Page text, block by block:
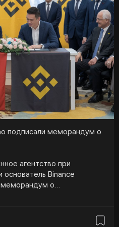
65068
#sp
#биткоин
#крипта
подписали меморандум о
агентство при
основатель Binance
меморандум о
совместно
и криптовалют в
оказание